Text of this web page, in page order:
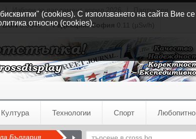
Избори за парламент април 2026
Партньори
BGN0.9345 Радиация:София 0.11 (µSv/h)
Култура Технологии Спорт Любопитно
България
(cookies). С използването на сайта Вие се
относно (cookies).